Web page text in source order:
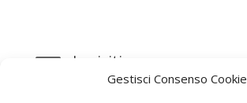
Gestisci Consenso Cookie
 Iscriviti
alla Newsletter